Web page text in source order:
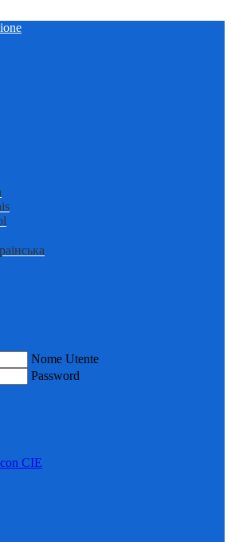
Nome Utente
Password
CIE